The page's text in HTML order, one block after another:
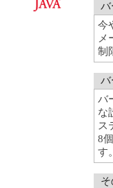
バ
今
メ
制
バ
バ
な
ス
8
す。